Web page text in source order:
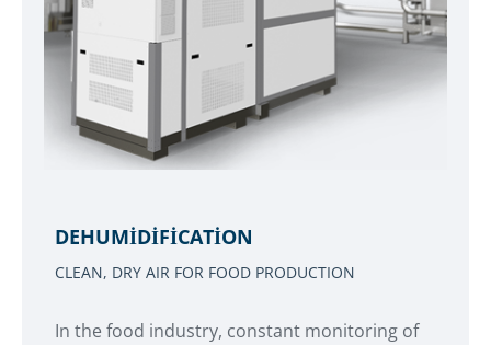
DEHUMIDIFICATION
CLEAN, DRY AIR FOR FOOD PRODUCTION
In the food industry, constant monitoring of